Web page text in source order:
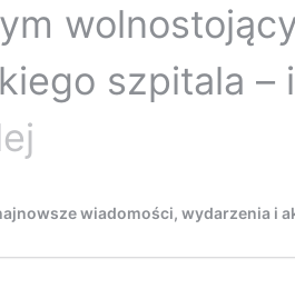
szpitala
w
wiadomości, wydarzenia i